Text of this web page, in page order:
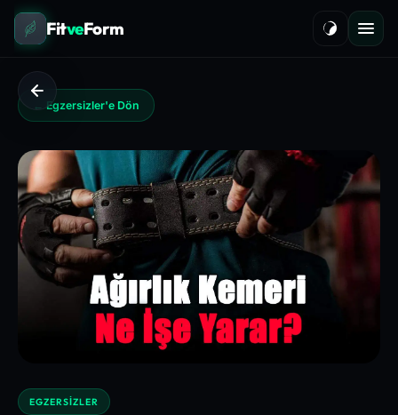
FitveForm
← Egzersizler'e Dön
EGZERSIZLER